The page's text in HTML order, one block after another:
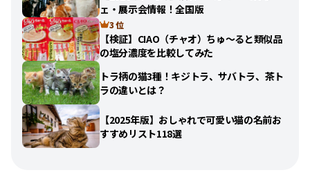
ェ・展示会情報！全国版
3 位
【検証】CIAO（チャオ）ちゅ〜ると類似品
の塩分濃度を比較してみた
トラ柄の猫3種！キジトラ、サバトラ、茶ト
ラの違いとは？
【2025年版】おしゃれで可愛い猫の名前お
すすめリスト118選